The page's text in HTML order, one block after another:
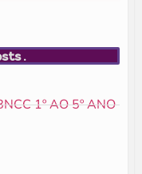
1º AO 5º ANO